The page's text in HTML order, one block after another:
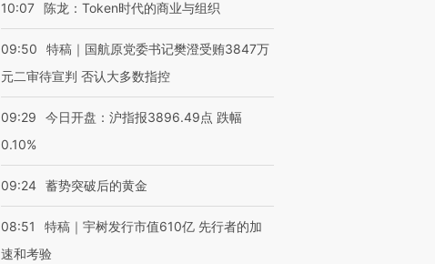
10:07 陈龙：Token时代的商业与组织
09:50
特稿｜国航原党委书记樊澄受贿3847万
元二审待宣判 否认大多数指控
09:29
今日开盘：沪指报3896.49点 跌幅
0.10%
09:24 蓄势突破后的黄金
08:51
特稿｜宇树发行市值610亿 先行者的加
速和考验